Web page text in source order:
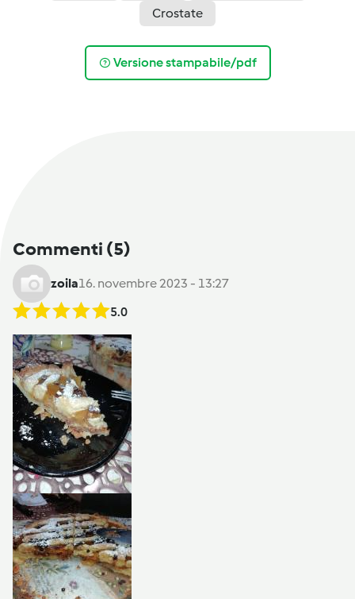
Crostate
Versione stampabile/pdf
Commenti (5)
zoila16. novembre 2023 - 13:27
5.0